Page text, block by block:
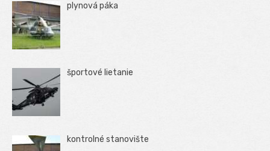
plynová páka
športové lietanie
kontrolné stanovište